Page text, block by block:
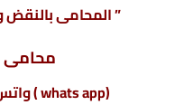
” المحامى بالنقض
محامى
(whats app ) واتس أب : 201220615243+